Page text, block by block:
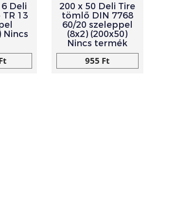
6 Deli
13
Nincs
200 x 50 Deli Tire
tömlő DIN 7768
60/20 szeleppel
(8x2) (200x50)
Nincs termék
955 Ft